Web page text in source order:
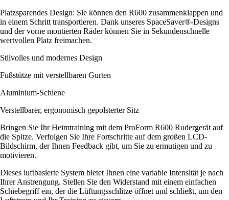
Platzsparendes Design: Sie können den R600 zusammenklappen und
in einem Schritt transportieren. Dank unseres SpaceSaver®-Designs
und der vorne montierten Räder können Sie in Sekundenschnelle
wertvollen Platz freimachen.
Stilvolles und modernes Design
Fußstütze mit verstellbaren Gurten
Aluminium-Schiene
Verstellbarer, ergonomisch gepolsterter Sitz
Bringen Sie Ihr Heimtraining mit dem ProForm R600 Rudergerät auf
die Spitze. Verfolgen Sie Ihre Fortschritte auf dem großen LCD-
Bildschirm, der Ihnen Feedback gibt, um Sie zu ermutigen und zu
motivieren.
Dieses luftbasierte System bietet Ihnen eine variable Intensität je nach
Ihrer Anstrengung. Stellen Sie den Widerstand mit einem einfachen
Schiebegriff ein, der die Lüftungsschlitze öffnet und schließt, um den